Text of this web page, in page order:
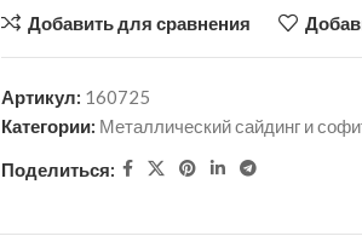
Добавить для сравнения
Артикул: 160725
Категории: Металлический сайдинг и
Поделиться: